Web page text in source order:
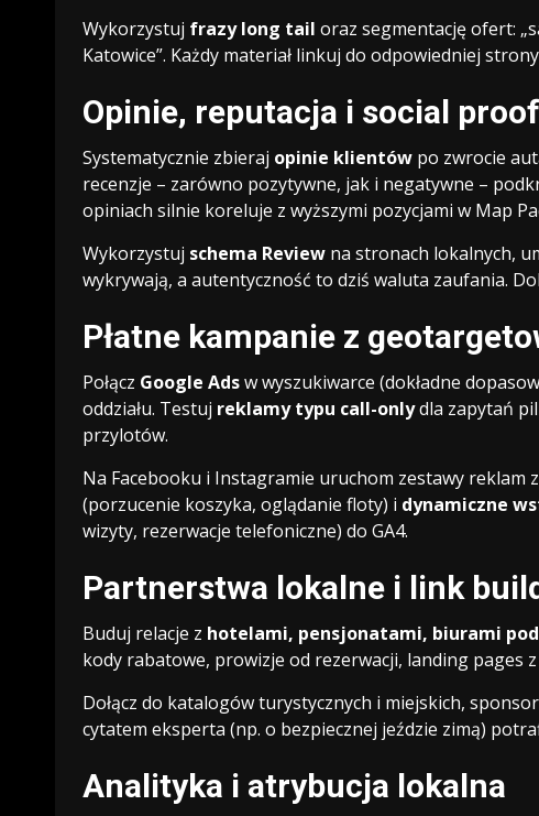
Wykorzystuj frazy long tail oraz segmentację ofert:
Katowice”. Każdy materiał linkuj do odpowiedniej
Opinie, reputacja i social proof
Systematycznie zbieraj opinie klientów po zwrocie
recenzje – zarówno pozytywne, jak i negatywne –
opiniach silnie koreluje z wyższymi pozycjami w Map
Wykorzystuj schema Review na stronach lokalnych,
wykrywają, a autentyczność to dziś waluta zaufania.
Płatne kampanie z
Połącz Google Adsw wyszukiwarce (dokładne
oddziału. Testuj reklamy typu call-onlydla zapytań
przylotów.
Na Facebooku i Instagramie uruchom zestawy reklam z
(porzucenie koszyka, oglądanie floty) i dynamiczne
wizyty, rezerwacje telefoniczne) do GA4.
Partnerstwa lokalne i link
Buduj relacje z hotelami, pensjonatami, biurami
kody rabatowe, prowizje od rezerwacji, landing pages
Dołącz do katalogów turystycznych i miejskich,
cytatem eksperta (np. o bezpiecznej jeździe zimą)
Analityka i atrybucja lokalna